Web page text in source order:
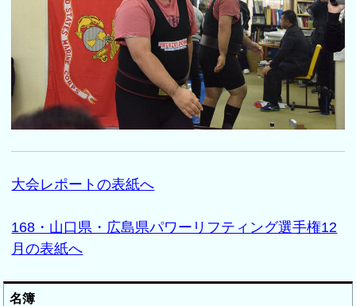
大会レポートの表紙へ
168・山口県・広島県パワーリフティング選手権12
月の表紙へ
名簿